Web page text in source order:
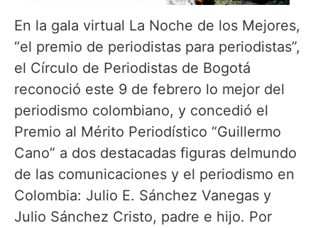
En la gala virtual La Noche de los Mejores,
“el premio de periodistas para periodistas”,
el Círculo de Periodistas de Bogotá
reconoció este 9 de febrero lo mejor del
periodismo colombiano, y concedió el
Premio al Mérito Periodístico “Guillermo
Cano” a dos destacadas figuras delmundo
de las comunicaciones y el periodismo en
Colombia: Julio E. Sánchez Vanegas y
Julio Sánchez Cristo, padre e hijo. Por